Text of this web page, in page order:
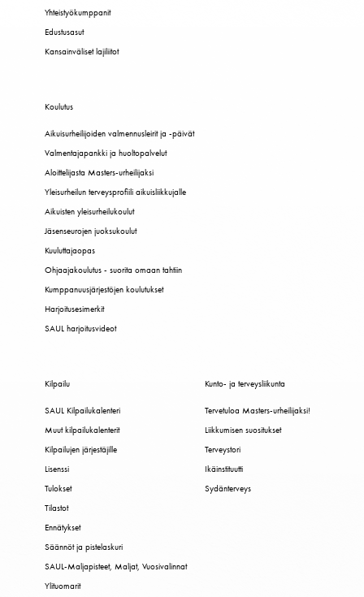
Yhteistyökumppanit
Edustusasut
Kansainväliset lajiliitot
Koulutus
Aikuisurheilijoiden valmennusleirit ja -päivät
Valmentajapankki ja huoltopalvelut
Aloittelijasta Masters-urheilijaksi
Yleisurheilun terveysprofiili aikuisliikkujalle
Aikuisten yleisurheilukoulut
Jäsenseurojen juoksukoulut
Kuuluttajaopas
Ohjaajakoulutus - suorita omaan tahtiin
Kumppanuusjärjestöjen koulutukset
Harjoitusesimerkit
SAUL harjoitusvideot
Kilpailu
SAUL Kilpailukalenteri
Muut kilpailukalenterit
Kilpailujen järjestäjille
Lisenssi
Tulokset
Tilastot
Ennätykset
Säännöt ja pistelaskuri
SAUL-Maljapisteet, Maljat, Vuosivalinnat
Ylituomarit
Kunto- ja terveysliikunta
Tervetuloa Masters-urheilijaksi!
Liikkumisen suositukset
Terveystori
Ikäinstituutti
Sydänterveys